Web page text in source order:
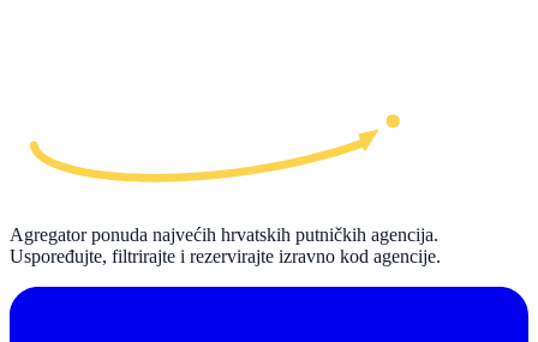
Agregator ponuda najvećih hrvatskih putničkih agencija.
Uspoređujte, filtrirajte i rezervirajte izravno kod agencije.